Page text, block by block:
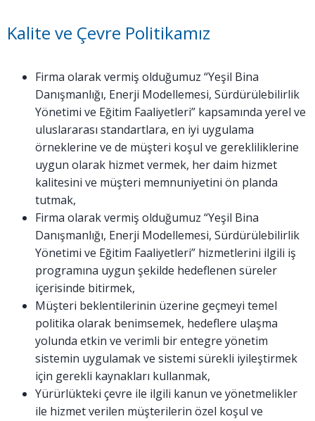
Kalite ve Çevre Politikamız
Firma olarak vermiş olduğumuz “Yeşil Bina
Danışmanlığı, Enerji Modellemesi, Sürdürülebilirlik
Yönetimi ve Eğitim Faaliyetleri” kapsamında yerel ve
uluslararası standartlara, en iyi uygulama
örneklerine ve de müşteri koşul ve gerekliliklerine
uygun olarak hizmet vermek, her daim hizmet
kalitesini ve müşteri memnuniyetini ön planda
tutmak,
Firma olarak vermiş olduğumuz “Yeşil Bina
Danışmanlığı, Enerji Modellemesi, Sürdürülebilirlik
Yönetimi ve Eğitim Faaliyetleri” hizmetlerini ilgili iş
programına uygun şekilde hedeflenen süreler
içerisinde bitirmek,
Müşteri beklentilerinin üzerine geçmeyi temel
politika olarak benimsemek, hedeflere ulaşma
yolunda etkin ve verimli bir entegre yönetim
sistemin uygulamak ve sistemi sürekli iyileştirmek
için gerekli kaynakları kullanmak,
Yürürlükteki çevre ile ilgili kanun ve yönetmelikler
ile hizmet verilen müşterilerin özel koşul ve